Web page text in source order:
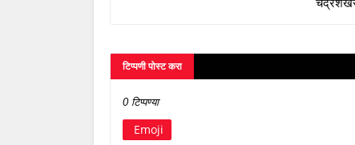
चंद्रशेखर
टिप्पणी पोस्ट करा
0 टिप्पण्या
Emoji